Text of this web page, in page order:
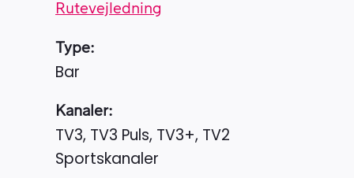
Rutevejledning
Type:
Bar
Kanaler:
TV3, TV3 Puls, TV3+, TV2
Sportskanaler